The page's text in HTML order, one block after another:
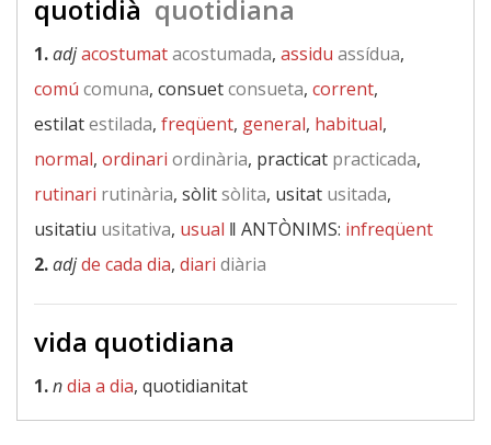
quotidià quotidiana
1.adjacostumatacostumada, assidu assídua,
comú comuna, consuetconsueta, corrent,
estilatestilada, freqüent, general, habitual,
normal, ordinari ordinària, practicat practicada,
rutinari rutinària, sòlitsòlita, usitat usitada,
usitatiu usitativa, usual ‖ ANTÒNIMS: infreqüent
2.adjde cada dia, diari diària
vida quotidiana
1.ndia a dia, quotidianitat